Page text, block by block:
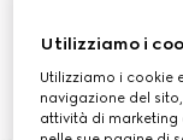
Utilizziamo i
Utilizziamo i cookie
navigazione del
attività di marketing